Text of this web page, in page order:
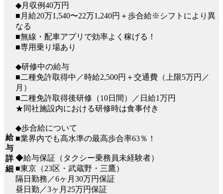
給
与
詳
細
◆月収例40万円
■月給20万1,540〜22万1,240円＋歩合給※シフトにより異
なる
■無線・配車アプリで効率よく稼げる！
■専用乗り場あり
◆研修中の給与
■二種免許取得中／時給2,500円＋交通費（上限5万円／
月）
■二種免許取得後研修（10日間）／日給1万円
★同社施設内における研修時は食事付き
◆歩合給について
■業界内でも高水準の最高歩合率63％！
◆給与保証（タクシー乗務員未経験者）
■東京（23区・武蔵野・三鷹）
隔日勤務／6ヶ月30万円保証
昼日勤／3ヶ月25万円保証